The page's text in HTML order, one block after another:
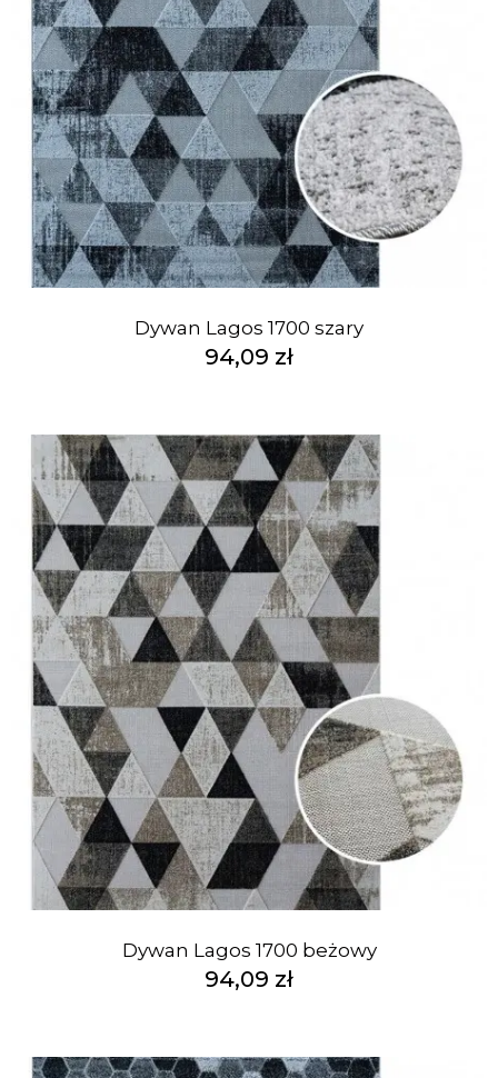
Dywan Lagos 1700 szary
94,09 zł
Dywan Lagos 1700 beżowy
94,09 zł